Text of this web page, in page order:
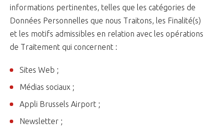
informations pertinentes, telles que les catégories de
Données Personnelles que nous Traitons, les Finalité(s)
et les motifs admissibles en relation avec les opérations
de Traitement qui concernent :
Sites Web ;
Médias sociaux ;
Appli Brussels Airport ;
Newsletter ;